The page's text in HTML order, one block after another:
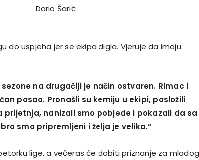
do uspjeha jer se ekipa digla. Vjeruje da imaju
na drugačiji je način ostvaren. Rimac i
posao. Pronašli su kemiju u ekipi, posložili
prijetnja, nanizali smo pobjede i pokazali da sa
smo pripremljeni i želja je velika.“
lige, a večeras će dobiti priznanje za mladog